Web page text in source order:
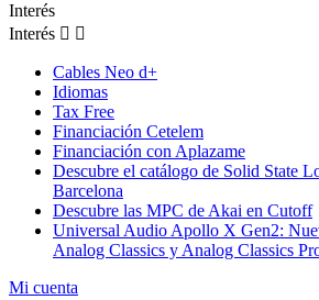
Interés
Interés  
Cables Neo d+
Idiomas
Tax Free
Financiación Cetelem
Financiación con Aplazame
Descubre el catálogo de Solid State
Barcelona
Descubre las MPC de Akai en Cutoff
Universal Audio Apollo X Gen2:
Analog Classics y Analog Classics
Mi cuenta